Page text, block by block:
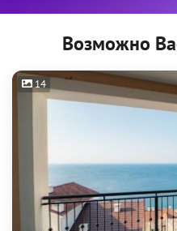
Возможно
14